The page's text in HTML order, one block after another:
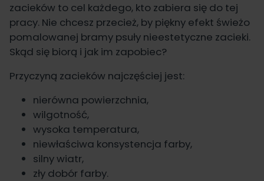
zacieków to cel każdego, kto zabiera się do tej
pracy. Nie chcesz przecież, by piękny efekt świeżo
pomalowanej bramy psuły nieestetyczne zacieki.
Skąd się biorą i jak im zapobiec?
Przyczyną zacieków najczęściej jest:
nierówna powierzchnia,
wilgotność,
wysoka temperatura,
niewłaściwa konsystencja farby,
silny wiatr,
zły dobór farby.